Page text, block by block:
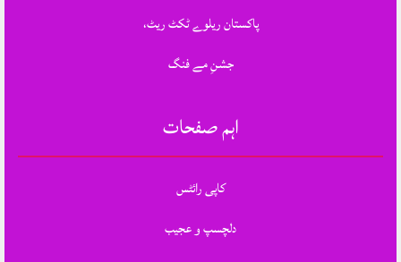
پاکستان ریلوے ٹکٹ ریٹ،
جشنِ مے فنگ
اہم صفحات
کاپی رائٹس
دلچسپ و عجیب